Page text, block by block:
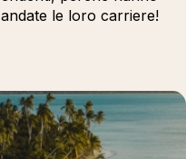
le loro carriere!